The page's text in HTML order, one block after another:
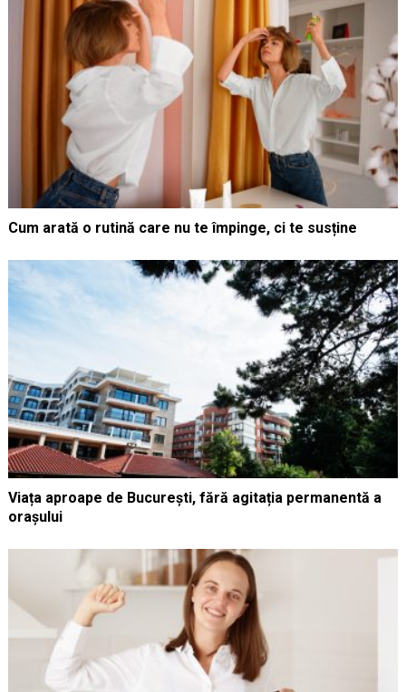
Cum arată o rutină care nu te împinge, ci te susține
Viața aproape de București, fără agitația permanentă a
orașului